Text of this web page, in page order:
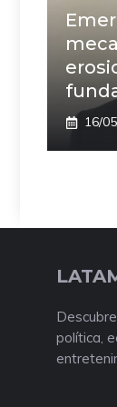
16/
política,